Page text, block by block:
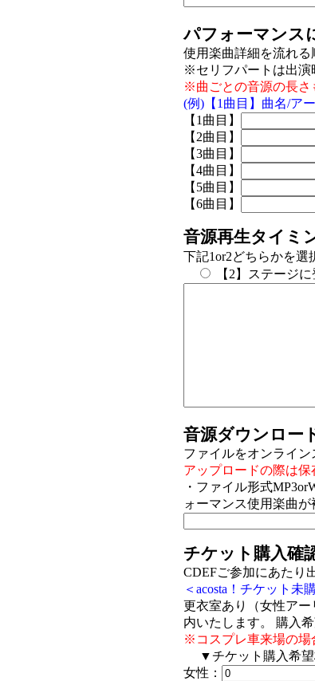
パフォーマンス
使用楽曲詳細を流れる
※セリフパートは出演
※曲ごとの音源の長さ
(例)【1曲目】曲名/ア
【1曲目】
【2曲目】
【3曲目】
【4曲目】
【5曲目】
【6曲目】
音源再生タイミ
下記1or2どちらかを選
【2】ステージ
音源ダウンロー
ファイルをオンライ
アップロードの際は保
・ファイル形式
ォーマンス使用楽曲
チケット購入確
CDEFご参加にあたり
＜acosta！チケット未
更衣室あり（女性ア
内いたします。 購入
※コスプレ車来場の場
▼チケット購入希望
女性：